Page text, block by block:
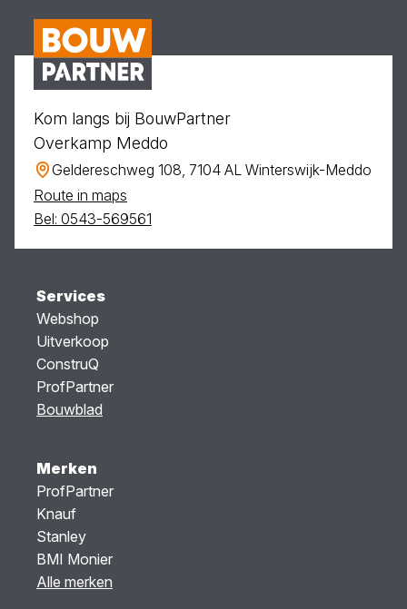
Kom langs bij BouwPartner
Overkamp Meddo
Geldereschweg 108, 7104 AL Winterswijk-Meddo
Route in maps
Bel: 0543-569561
Services
Webshop
Uitverkoop
ConstruQ
ProfPartner
Bouwblad
Merken
ProfPartner
Knauf
Stanley
BMI Monier
Alle merken